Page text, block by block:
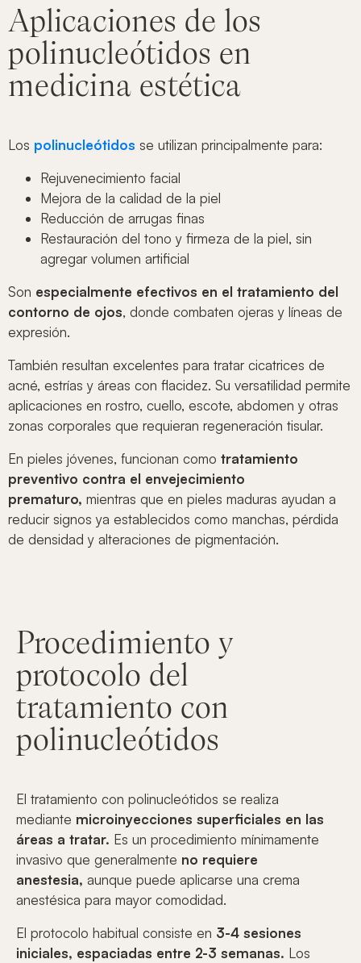
Aplicaciones de los
polinucleótidos en
medicina estética
Los polinucleótidos se utilizan principalmente para:
Rejuvenecimiento facial
Mejora de la calidad de la piel
Reducción de arrugas finas
Restauración del tono y firmeza de la piel, sin
agregar volumen artificial
Son especialmente efectivos en el tratamiento del
contorno de ojos, donde combaten ojeras y líneas de
expresión.
También resultan excelentes para tratar cicatrices de
acné, estrías y áreas con flacidez. Su versatilidad permite
aplicaciones en rostro, cuello, escote, abdomen y otras
zonas corporales que requieran regeneración tisular.
En pieles jóvenes, funcionan como tratamiento
preventivo contra el envejecimiento
prematuro, mientras que en pieles maduras ayudan a
reducir signos ya establecidos como manchas, pérdida
de densidad y alteraciones de pigmentación.
Procedimiento y
protocolo del
tratamiento con
polinucleótidos
El tratamiento con polinucleótidos se realiza
mediante microinyecciones superficiales en las
áreas a tratar. Es un procedimiento mínimamente
invasivo que generalmente no requiere
anestesia, aunque puede aplicarse una crema
anestésica para mayor comodidad.
El protocolo habitual consiste en 3-4 sesiones
iniciales, espaciadas entre 2-3 semanas. Los